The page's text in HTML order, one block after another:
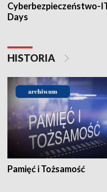
Cyberbezpieczeństwo-
Days
HISTORIA
Pamięć i Tożsamość